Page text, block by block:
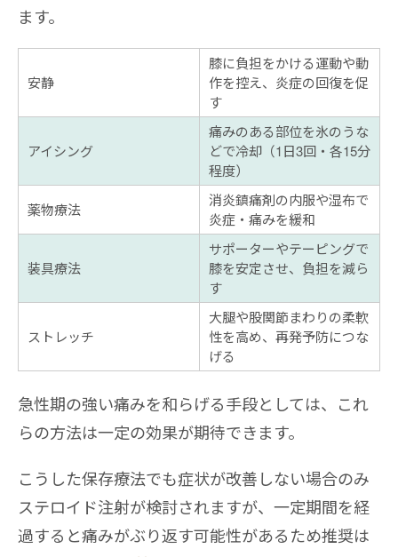
ます。
安静
膝に負担をかける運動や動
作を控え、炎症の回復を促
す
アイシング
痛みのある部位を氷のうな
どで冷却（1日3回・各15分
程度）
薬物療法
消炎鎮痛剤の内服や湿布で
炎症・痛みを緩和
装具療法
サポーターやテーピングで
膝を安定させ、負担を減ら
す
ストレッチ
大腿や股関節まわりの柔軟
性を高め、再発予防につな
げる
急性期の強い痛みを和らげる手段としては、これ
らの方法は一定の効果が期待できます。
こうした保存療法でも症状が改善しない場合のみ
ステロイド注射が検討されますが、一定期間を経
過すると痛みがぶり返す可能性があるため推奨は